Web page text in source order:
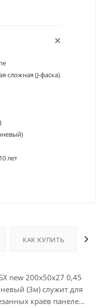
сложная (J-фаска)
10 лет
КАК КУПИТЬ
new 200х50х27 0,45
(3м) служит для
краёв панелей.